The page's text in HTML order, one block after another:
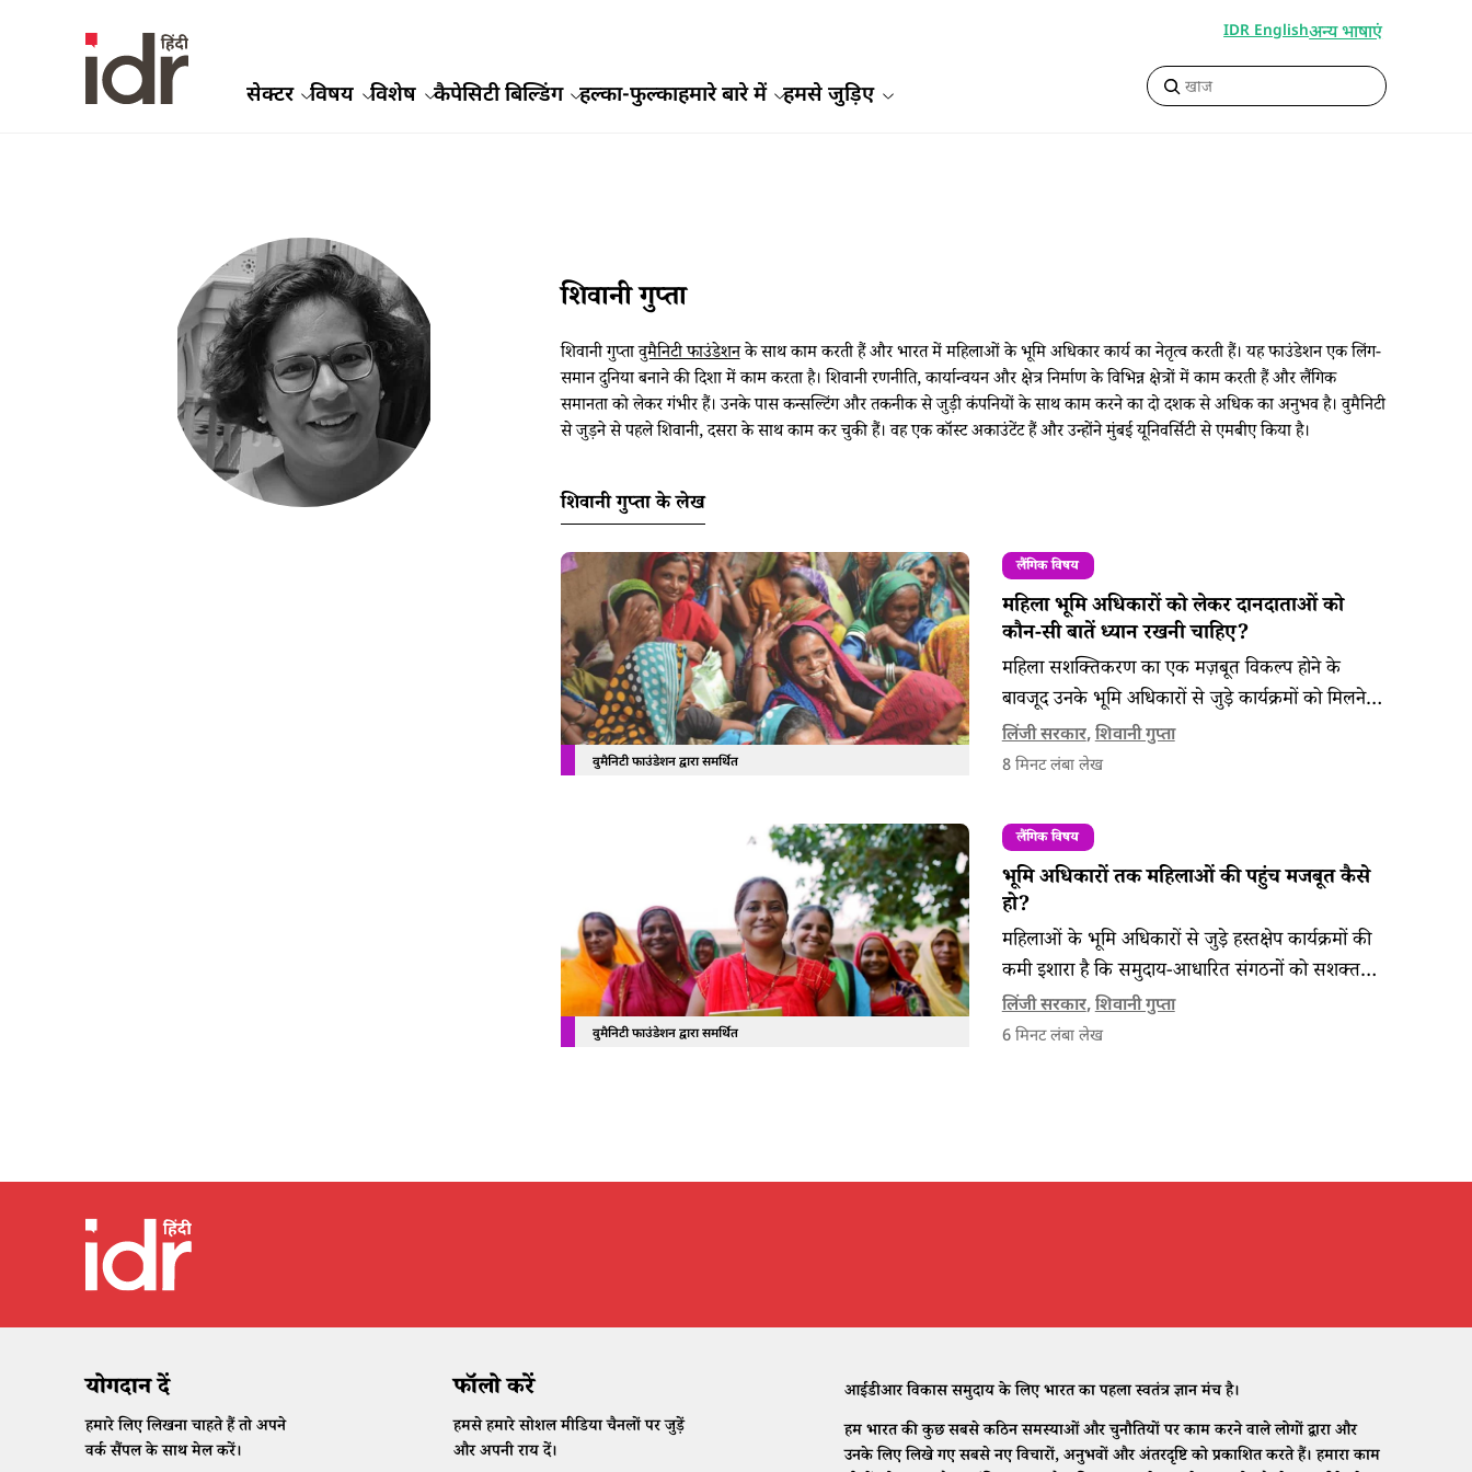
सेक्टर विषय विशेष कैपेसिटी बिल्डिंग हल्का-फुल्काहमारे बारे में हमसे जुड़िए
IDR Englishअन्य भाषाएं
शिवानी गुप्ता
शिवानी गुप्तावुमैनिटी फाउंडेशनके साथ काम करती हैं और भारत में महिलाओं के भूमि अधिकार कार्य का नेतृत्व करती हैं। यह फाउंडेशन एक लिंग-
समान दुनिया बनाने की दिशा में काम करता है। शिवानी रणनीति, कार्यान्वयन और क्षेत्र निर्माण के विभिन्न क्षेत्रों में काम करती हैं और लैंगिक
समानता को लेकर गंभीर हैं। उनके पास कन्सल्टिंग और तकनीक से जुड़ी कंपनियों के साथ काम करने का दो दशक से अधिक का अनुभव है। वुमैनिटी
से जुड़ने से पहले शिवानी, दसरा के साथ काम कर चुकी हैं। वह एक कॉस्ट अकाउंटेंट हैं और उन्होंने मुंबई यूनिवर्सिटी से एमबीए किया है।
शिवानी गुप्ता के लेख
लैंगिक विषय
वुमैनिटी फाउंडेशन द्वारा समर्थित
महिला भूमि अधिकारों को लेकर दानदाताओं को
कौन-सी बातें ध्यान रखनी चाहिए?
महिला सशक्तिकरण का एक मज़बूत विकल्प होने के
बावजूद उनके भूमि अधिकारों से जुड़े कार्यक्रमों को मिलने
वाली फ़ंडिंग बहुत सीमित है।
लिंजी सरकार, शिवानी गुप्ता
8मिनट लंबा लेख
लैंगिक विषय
वुमैनिटी फाउंडेशन द्वारा समर्थित
भूमि अधिकारों तक महिलाओं की पहुंच मजबूत कैसे
हो?
महिलाओं के भूमि अधिकारों से जुड़े हस्तक्षेप कार्यक्रमों की
कमी इशारा है कि समुदाय-आधारित संगठनों को सशक्त
बनाया जाना चाहिए।
लिंजी सरकार, शिवानी गुप्ता
6मिनट लंबा लेख
योगदान दें
हमारे लिए लिखना चाहते हैं तो अपने
वर्क सैंपल के साथ मेल करें।
आईडीआर विकास समुदाय के लिए भारत का पहला स्वतंत्र ज्ञान मंच है।
हम भारत की कुछ सबसे कठिन समस्याओं और चुनौतियों पर काम करने वाले लोगों द्वारा और
उनके लिए लिखे गए सबसे नए विचारों, अनुभवों और अंतरदृष्टि को प्रकाशित करते हैं। हमारा काम
फॉलो करें
हमसे हमारे सोशल मीडिया चैनलों पर जुड़ें
और अपनी राय दें।